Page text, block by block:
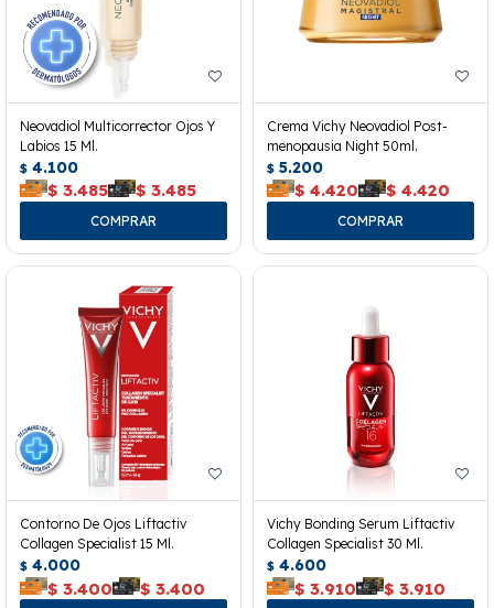
Neovadiol Multicorrector Ojos Y
Labios 15 Ml.
$ 4.100
$ 3.485 $ 3.485
Crema Vichy Neovadiol Post-
menopausia Night 50ml.
$ 5.200
$ 4.420 $ 4.420
Contorno De Ojos Liftactiv
Collagen Specialist 15 Ml.
$ 4.000
$ 3.400 $ 3.400
Vichy Bonding Serum Liftactiv
Collagen Specialist 30 Ml.
$ 4.600
$ 3.910 $ 3.910